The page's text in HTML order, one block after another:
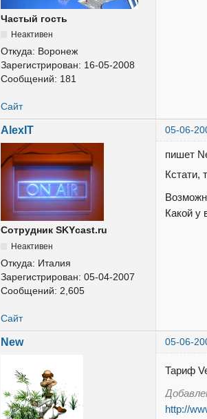
Частый гость
Неактивен
Откуда: Воронеж
Зарегистрирован: 16-05-2008
Сообщений: 181
Сайт
AlexIT 05-06-
Сотрудник SKYcast.ru
Неактивен
Откуда: Италия
Зарегистрирован:05-04-2007
Сообщений: 2,605
пишет
Кстати,
Какой у
Сайт
New 05-06-
Тариф
http://